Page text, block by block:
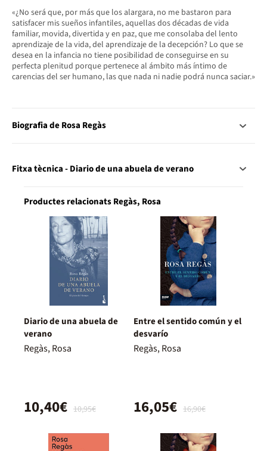
«¿No será que, por más que los alargara, no me bastaron para
satisfacer mis sueños infantiles, aquellas dos décadas de vida
familiar, movida, divertida y en paz, que me consolaba del lento
aprendizaje de la vida, del aprendizaje de la decepción? Lo que se
desea en la infancia no tiene posibilidad de conseguirse en su
perfecta plenitud porque pertenece al ámbito más íntimo de
carencias del ser humano, las que nada ni nadie podrá nunca saciar.»
Biografia de Rosa Regàs
Fitxa tècnica - Diario de una abuela de verano
Productes relacionats Regàs, Rosa
Diario de una abuela de
verano
Regàs, Rosa
10,95€
10,40€
Entre el sentido común y el
desvarío
Regàs, Rosa
16,90€
16,05€